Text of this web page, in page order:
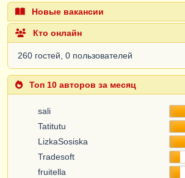
Новые вакансии
Кто онлайн
260 гостей, 0 пользователей
Топ 10 авторов за месяц
sali
Tatitutu
LizkaSosiska
Tradesoft
fruitella